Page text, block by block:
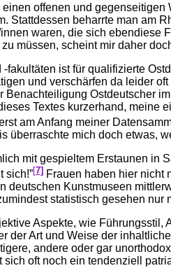
offenen und
Stattdessen beharrte man am
waren, die sich ebendiese
müssen, scheint mir daher
ist für qualifizierte
und verschärfen da leider
Ostdeutscher
Textes kurzerhand,
am Anfang meiner
überraschte mich doch etwas,
mit gespieltem Erstaunen in
sich!”[7] Frauen haben hier nicht
deutschen Kunstmuseen
statistisch gesehen nur
Aspekte, wie
der Art und Weise der
andere oder gar
oft noch ein tendenziell